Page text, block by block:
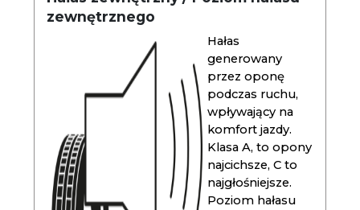
zewnętrznego
Hałas
generowany
przez oponę
podczas ruchu,
wpływający na
komfort jazdy.
Klasa A, to opony
najcichsze, C to
najgłośniejsze.
Poziom hałasu